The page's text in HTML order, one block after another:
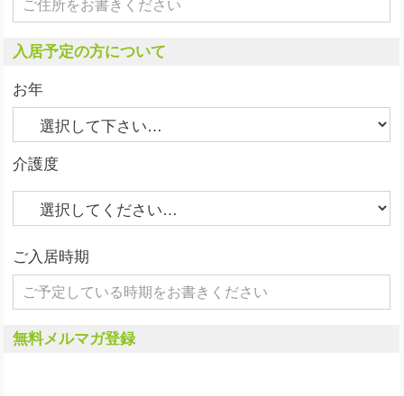
入居予定の方について
お年
介護度
ご入居時期
無料メルマガ登録